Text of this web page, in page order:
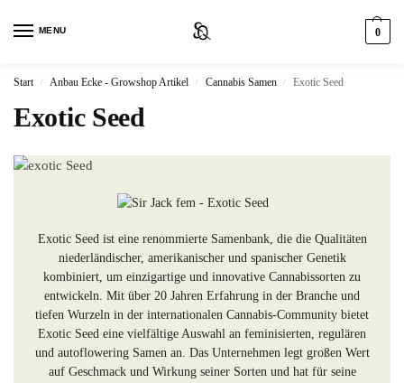
MENU 0
Start / Anbau Ecke - Growshop Artikel / Cannabis Samen / Exotic Seed
Exotic Seed
Exotic Seed ist eine renommierte Samenbank, die die Qualitäten
niederländischer, amerikanischer und spanischer Genetik
kombiniert, um einzigartige und innovative Cannabissorten zu
entwickeln. Mit über 20 Jahren Erfahrung in der Branche und
tiefen Wurzeln in der internationalen Cannabis-Community bietet
Exotic Seed eine vielfältige Auswahl an feminisierten, regulären
und autoflowering Samen an. Das Unternehmen legt großen Wert
auf Geschmack und Wirkung seiner Sorten und hat für seine